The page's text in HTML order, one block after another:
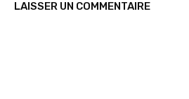
LAISSER UN COMMENTAIRE